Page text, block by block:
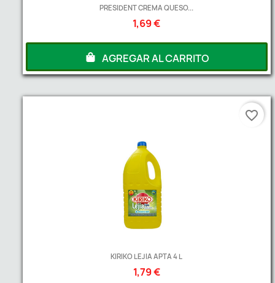
PRESIDENT CREMA QUESO...
1,69 €
AGREGAR AL CARRITO
KIRIKO LEJIA APTA 4 L
1,79 €
favorite_border